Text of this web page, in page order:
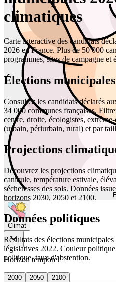
Climat
Horizon temporel
2030 2050
2100
climatiques
Carte interactive des candidats
2026 en France. Plus de 50 000
programmes, sites de campagne et
Élections
Consultez les candidats déclarés
34 000 communes françaises.
centre, droite, écologistes,
(urbain, périurbain, rural) et par
Projections
Découvrez les projections
canicule, température estivale,
sécheresses des sols. Données
horizons 2030, 2050 et 2100.
Données politiques
Résultats des élections
législatives 2022. Couleur
politique, taux d'abstention.